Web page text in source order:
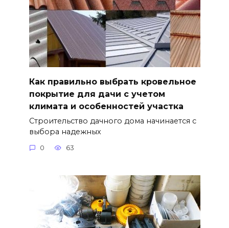
Как правильно выбрать кровельное
покрытие для дачи с учетом
климата и особенностей участка
Строительство дачного дома начинается с
выбора надежных
0 63